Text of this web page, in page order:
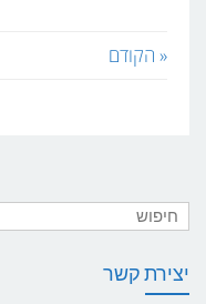
« הקודם
יצירת קשר